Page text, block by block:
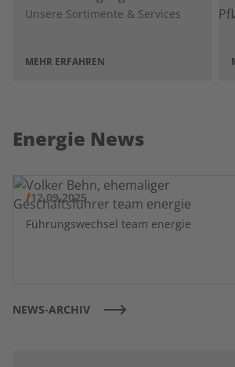
Unsere Sortimente & Services
MEHR ERFAHREN
Energie News
12.09.2025
Führungswechsel team energie
NEWS-ARCHIV